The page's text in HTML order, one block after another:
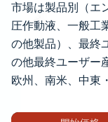
市場は製品別（エ
圧作動液、一般工
の他製品）、最終
の他最終ユーザー
欧州、南米、中東